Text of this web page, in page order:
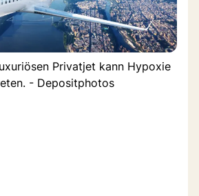
Privatjet kann Hypoxie
- Depositphotos